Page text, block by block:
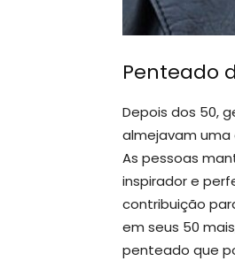
Penteado
Depois dos 50,
almejavam
As pessoas
inspirador e
contribuição
em seus 50
penteado que